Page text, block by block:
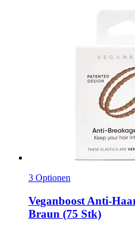
3 Optionen
Veganboost Anti-​
Braun (75 Stk)